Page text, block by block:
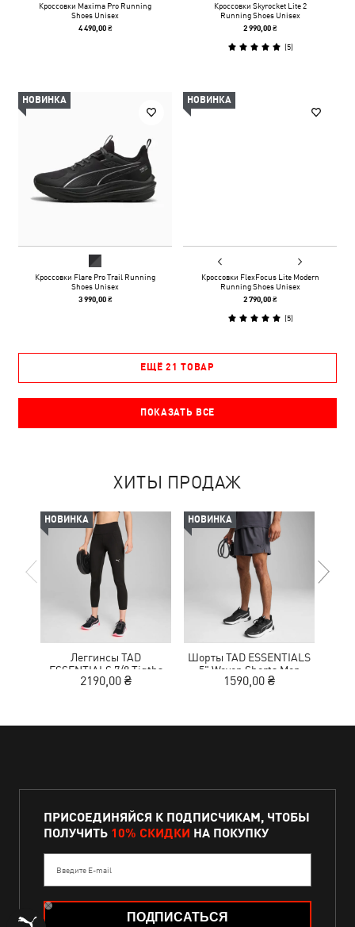
Кроссовки Maxima Pro Running
Shoes Unisex
4 490,00 ₴
Кроссовки Skyrocket Lite 2
Running Shoes Unisex
2 990,00 ₴
(5)
НОВИНКА
Кроссовки Flare Pro Trail Running
Shoes Unisex
3 990,00 ₴
НОВИНКА
Кроссовки FlexFocus Lite Modern
Running Shoes Unisex
2 790,00 ₴
(5)
ЕЩЁ 21 ТОВАР
ПОКАЗАТЬ ВСЕ
ХИТЫ ПРОДАЖ
НОВИНКА
Леггинсы TAD
ESSENTIALS 7/8 Tigths
Women
2190,00 ₴
НОВИНКА
Шорты TAD ESSENTIALS
5" Woven Shorts Men
1590,00 ₴
ПРИСОЕДИНЯЙСЯ К ПОДПИСЧИКАМ, ЧТОБЫ
ПОЛУЧИТЬ 10% СКИДКИ НА ПОКУПКУ
Введите E-mail
ПОДПИСАТЬСЯ